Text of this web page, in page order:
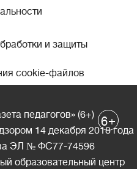
и защиты
cookie-файлов
педагогов» (6+)
14 декабря 2018 года
ЭЛ № ФС77-74596
образовательный центр
6+